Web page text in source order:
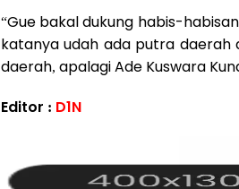
“Gue bakal dukung habis-
katanya udah ada putra daerah
daerah, apalagi Ade Kuswara
Editor : D1N